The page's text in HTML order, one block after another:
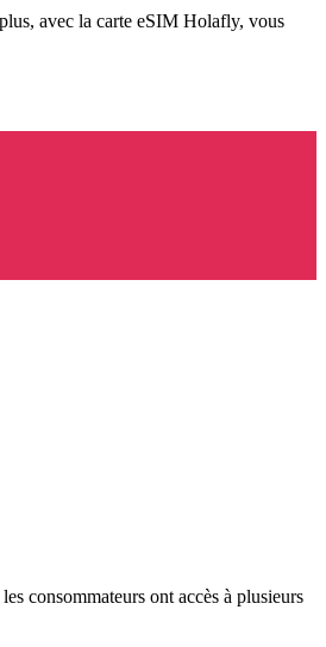
avec la carte eSIM Holafly, vous
consommateurs ont accès à plusieurs